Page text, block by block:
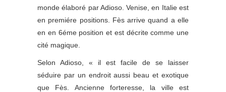
monde élaboré par Adioso. Venise, en Italie est
en premiére positions. Fès arrive quand a elle
en en 6éme position et est décrite comme une
cité magique.
Selon Adioso, « il est facile de se laisser
séduire par un endroit aussi beau et exotique
que Fès. Ancienne forteresse, la ville est